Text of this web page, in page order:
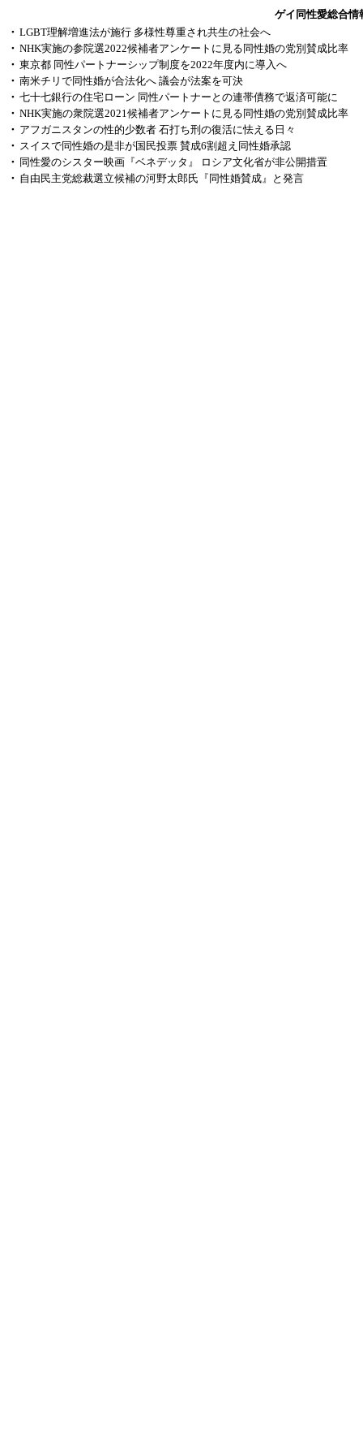
ゲイ同性愛総合情
・ LGBT理解増進法が施行 多様性尊重され共生の社会へ
・ NHK実施の参院選2022候補者アンケートに見る同性婚の党別賛成比率
・ 東京都 同性パートナーシップ制度を2022年度内に導入へ
・ 南米チリで同性婚が合法化へ 議会が法案を可決
・ 七十七銀行の住宅ローン 同性パートナーとの連帯債務で返済可能に
・ NHK実施の衆院選2021候補者アンケートに見る同性婚の党別賛成比率
・ アフガニスタンの性的少数者 石打ち刑の復活に怯える日々
・ スイスで同性婚の是非が国民投票 賛成6割超え同性婚承認
・ 同性愛のシスター映画『ベネデッタ』 ロシア文化省が非公開措置
・ 自由民主党総裁選立候補の河野太郎氏『同性婚賛成』と発言